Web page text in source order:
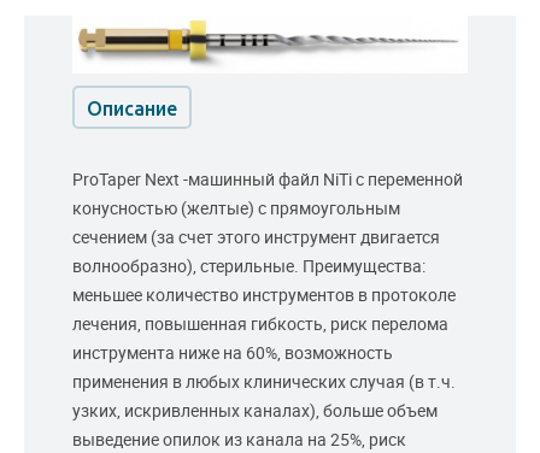
Описание
ProTaper Next -машинный файл NiTi с переменной
конусностью (желтые) с прямоугольным
сечением (за счет этого инструмент двигается
волнообразно), стерильные. Преимущества:
меньшее количество инструментов в протоколе
лечения, повышенная гибкость, риск перелома
инструмента ниже на 60%, возможность
применения в любых клинических случая (в т.ч.
узких, искривленных каналах), больше объем
выведение опилок из канала на 25%, риск